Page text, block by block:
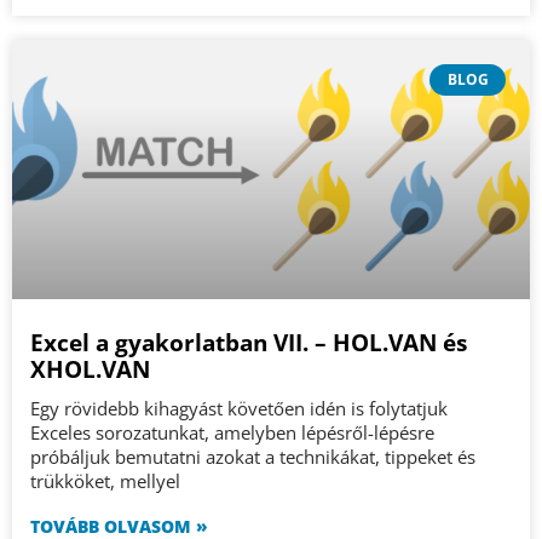
BLOG
Excel a gyakorlatban VII. – HOL.VAN és
XHOL.VAN
Egy rövidebb kihagyást követően idén is folytatjuk
Exceles sorozatunkat, amelyben lépésről-lépésre
próbáljuk bemutatni azokat a technikákat, tippeket és
trükköket, mellyel
TOVÁBB OLVASOM »